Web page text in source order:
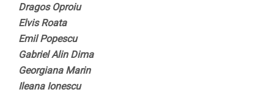
Dragos Oproiu
Elvis Roata
Emil Popescu
Gabriel Alin Dima
Georgiana Marin
Ileana Ionescu